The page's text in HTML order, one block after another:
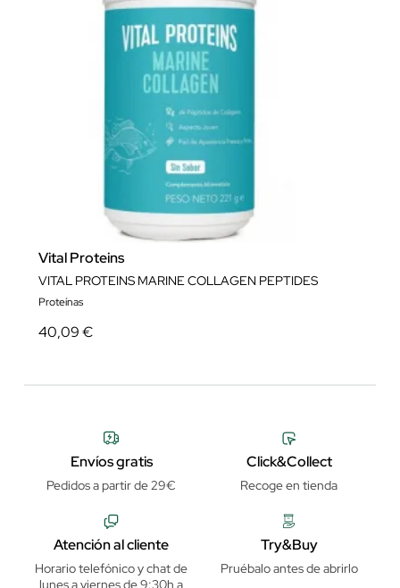
Vital Proteins
VITAL PROTEINS MARINE COLLAGEN PEPTIDES
Proteínas
40,09 €
Envíos gratis
Pedidos a partir de 29€
Click&Collect
Recoge en tienda
Atención al cliente
Horario telefónico y chat de
lunes a viernes de 9:30h a
Try&Buy
Pruébalo antes de abrirlo